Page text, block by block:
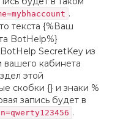
.
текста {%Ваш
BotHelp%}
SecretKey из
вашего кабинета
этой
скобки {} и знаки %
запись будет в
.